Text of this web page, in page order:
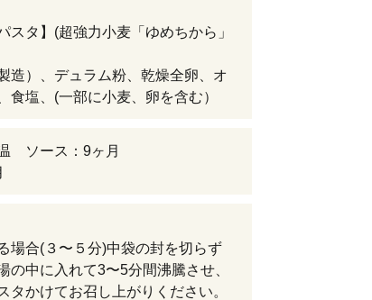
スタ】(超強力小麦「ゆめちから」
造）、デュラム粉、乾燥全卵、オ
食塩、(一部に小麦、卵を含む）
ソース：9ヶ月
場合(３〜５分)中袋の封を切らず
の中に入れて3〜5分間沸騰させ、
タかけてお召し上がりください。